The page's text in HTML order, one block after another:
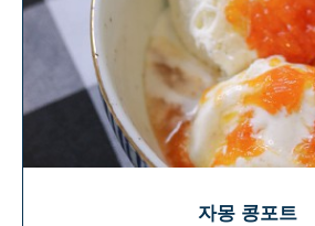
자몽 콩포트